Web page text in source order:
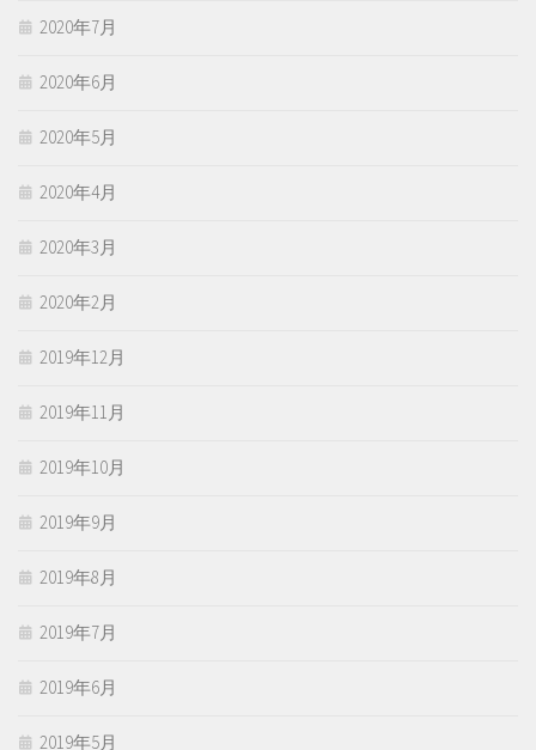
2020年7月
2020年6月
2020年5月
2020年4月
2020年3月
2020年2月
2019年12月
2019年11月
2019年10月
2019年9月
2019年8月
2019年7月
2019年6月
2019年5月